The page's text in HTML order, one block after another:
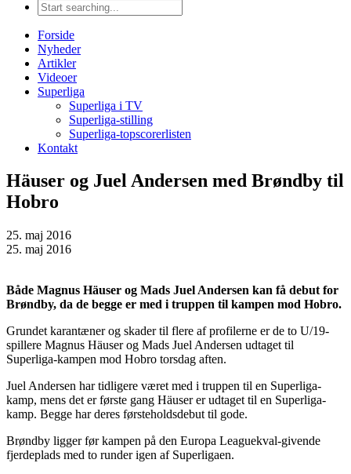
Forside
Nyheder
Artikler
Videoer
Superliga
Superliga i TV
Superliga-stilling
Superliga-topscorerlisten
Kontakt
Häuser og Juel Andersen med Brøndby til
Hobro
25. maj 2016
25. maj 2016
Både Magnus Häuser og Mads Juel Andersen kan få debut for
Brøndby, da de begge er med i truppen til kampen mod Hobro.
Grundet karantæner og skader til flere af profilerne er de to U/19-
spillere Magnus Häuser og Mads Juel Andersen udtaget til
Superliga-kampen mod Hobro torsdag aften.
Juel Andersen har tidligere været med i truppen til en Superliga-
kamp, mens det er første gang Häuser er udtaget til en Superliga-
kamp. Begge har deres førsteholdsdebut til gode.
Brøndby ligger før kampen på den Europa Leaguekval-givende
fjerdeplads med to runder igen af Superligaen.